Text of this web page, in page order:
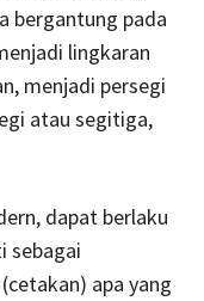
bergantung pada
lingkaran
menjadi persegi
atau segitiga,
dapat berlaku
sebagai
apa yang